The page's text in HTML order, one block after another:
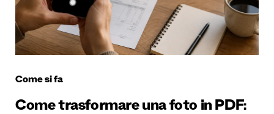
Come si fa
Come trasformare una foto in PDF: